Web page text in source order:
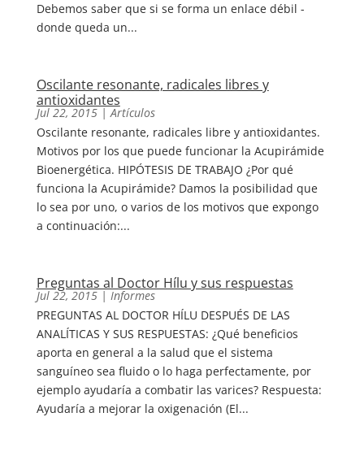
Debemos saber que si se forma un enlace débil -
donde queda un...
Oscilante resonante, radicales libres y
antioxidantes
Jul 22, 2015|Artículos
Oscilante resonante, radicales libre y antioxidantes.
Motivos por los que puede funcionar la Acupirámide
Bioenergética. HIPÓTESIS DE TRABAJO ¿Por qué
funciona la Acupirámide? Damos la posibilidad que
lo sea por uno, o varios de los motivos que expongo
a continuación:...
Preguntas al Doctor Hílu y sus respuestas
Jul 22, 2015| Informes
PREGUNTAS AL DOCTOR HÍLU DESPUÉS DE LAS
ANALÍTICAS Y SUS RESPUESTAS: ¿Qué beneficios
aporta en general a la salud que el sistema
sanguíneo sea fluido o lo haga perfectamente, por
ejemplo ayudaría a combatir las varices? Respuesta:
Ayudaría a mejorar la oxigenación (El...